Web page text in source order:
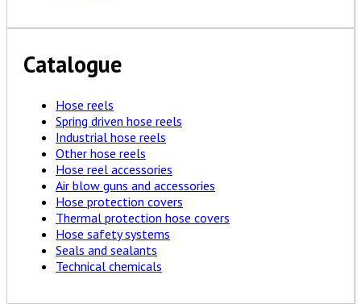
Catalogue
Hose reels
Spring driven hose reels
Industrial hose reels
Other hose reels
Hose reel accessories
Air blow guns and accessories
Hose protection covers
Thermal protection hose covers
Hose safety systems
Seals and sealants
Technical chemicals